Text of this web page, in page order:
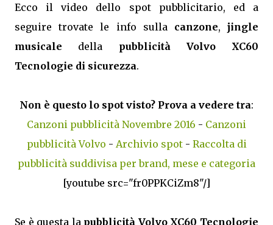
Ecco il video dello spot pubblicitario, ed a
seguire trovate le info sulla canzone,jingle
musicale della pubblicità Volvo XC60
Tecnologie di sicurezza.
Non è questo lo spot visto? Prova a vedere tra:
Canzoni pubblicità Novembre 2016 - Canzoni
pubblicità Volvo - Archivio spot- Raccolta di
pubblicità suddivisa per brand, mese e categoria
[youtube src="fr0PPKCiZm8"/]
Se è questa la pubblicità Volvo XC60 Tecnologie